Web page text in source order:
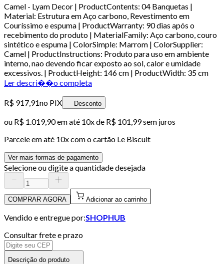
Camel - Lyam Decor | ProductContents: 04 Banquetas |
Material: Estrutura em Aço carbono, Revestimento em
Couríssimo e espuma | ProductWarranty: 90 dias após o
recebimento do produto | MaterialFamily: Aço carbono, couro
sintético e espuma | ColorSimple: Marrom | ColorSupplier:
Camel | ProductInstructions: Produto para uso em ambiente
interno, nao devendo ficar exposto ao sol, calor e umidade
excessivos. | ProductHeight: 146 cm | ProductWidth: 35 cm
Ler descri��o completa
R$ 917,91no PIX Desconto
ou R$ 1.019,90em até 10x de R$ 101,99 sem juros
Parcele em até 10x com o cartão Le Biscuit
Ver mais formas de pagamento
Selecione ou digite a quantidade desejada
COMPRAR AGORA Adicionar ao carrinho
Vendido e entregue por:SHOPHUB
Consultar frete e prazo
Descrição do produto